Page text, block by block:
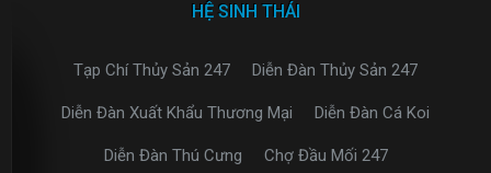
HỆ SINH THÁI
Tạp Chí Thủy Sản 247 Diễn Đàn Thủy Sản 247
Diễn Đàn Xuất Khẩu Thương Mại Diễn Đàn Cá Koi
Diễn Đàn Thú Cưng Chợ Đầu Mối 247